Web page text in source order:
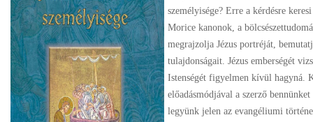
személyisége? Erre a kérdésre
Morice kanonok, a
megrajzolja Jézus portréját,
tulajdonságait. Jézus emberségét
Istenségét figyelmen kívül hagyná.
előadásmódjával a szerző
legyünk jelen az evangéliumi